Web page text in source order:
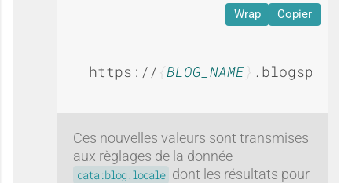
https:// BLOG_NAME
Wrap Copier
Ces nouvelles valeurs sont transmises
aux règlages de la donnée
data:blog.locale dont les résultats pour